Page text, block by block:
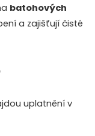
batohových
a zajišťují čisté
uplatnění v